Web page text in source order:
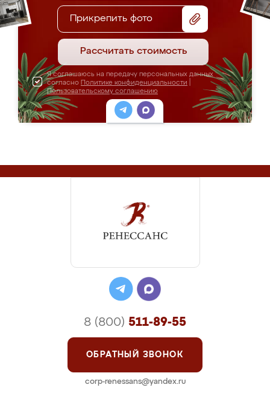
Прикрепить фото
Рассчитать стоимость
Я соглашаюсь на передачу персональных данных
согласно Политике конфиденциальности
Пользовательскому соглашению
8 (800) 511-89-55
ОБРАТНЫЙ ЗВОНОК
corp-renessans@yandex.ru